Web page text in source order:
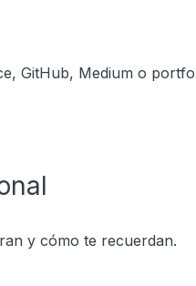
GitHub, Medium o
y cómo te recuerdan.